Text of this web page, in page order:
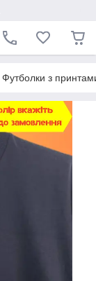
Футболки з